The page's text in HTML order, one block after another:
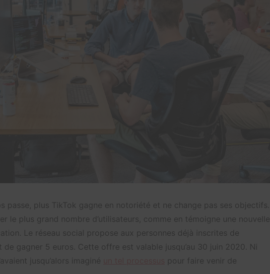
passe, plus TikTok gagne en notoriété et ne change pas ses objectifs.
le plus grand nombre d’utilisateurs, comme en témoigne une nouvelle
Le réseau social propose aux personnes déjà inscrites de
gagner 5 euros. Cette offre est valable jusqu’au 30 juin 2020. Ni
jusqu’alors imaginé
pour faire venir de